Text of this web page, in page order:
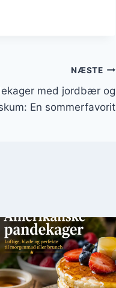
NÆSTE
med jordbær og
En sommerfavorit